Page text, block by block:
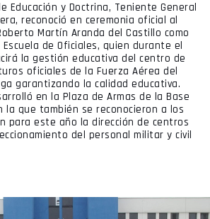
Educación y Doctrina, Teniente General
reconoció en ceremonia oficial al
Martín Aranda del Castillo como
de Oficiales, quien durante el
la gestión educativa del centro de
oficiales de la Fuerza Aérea del
garantizando la calidad educativa.
en la Plaza de Armas de la Base
la que también se reconocieron a los
para este año la dirección de centros
del personal militar y civil